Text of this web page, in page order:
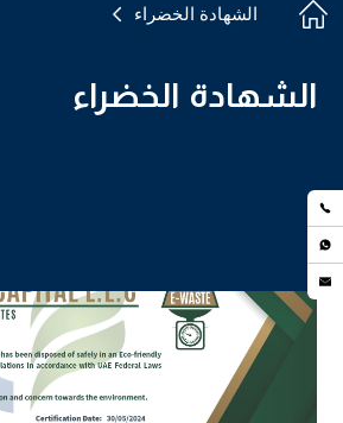
الشهادة الخضراء
الشهادة الخضراء